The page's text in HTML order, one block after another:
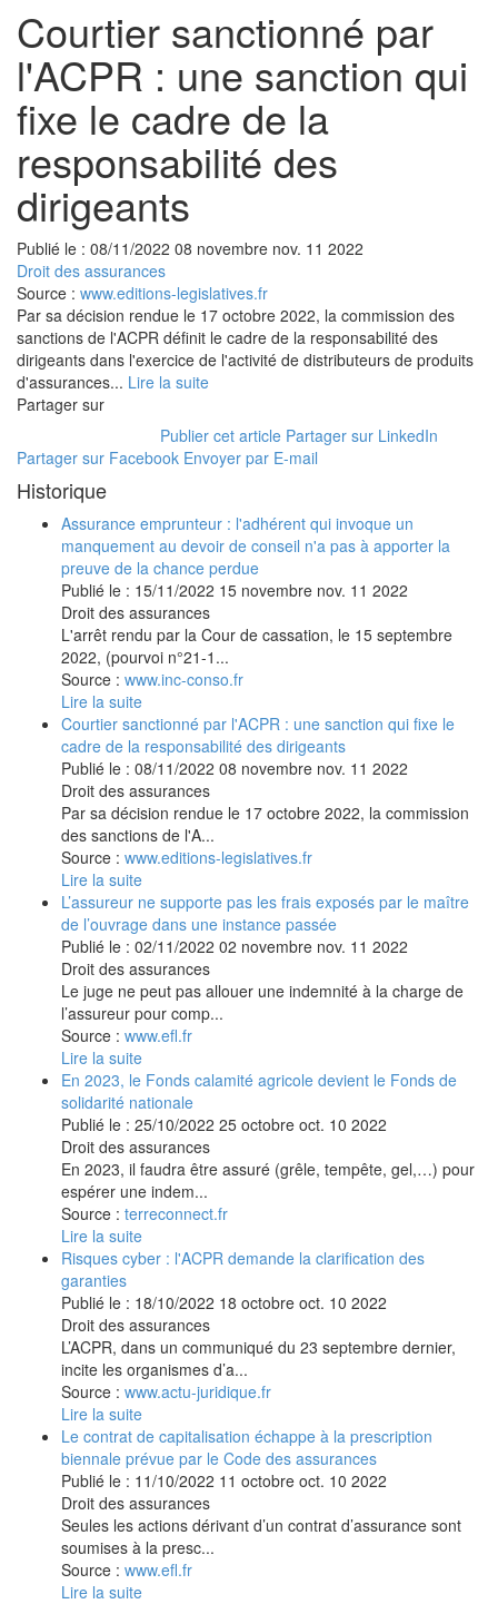
Courtier sanctionné par
l'ACPR : une sanction qui
fixe le cadre de la
responsabilité des
dirigeants
Publié le : 08/11/2022 08 novembre nov. 11 2022
Droit des assurances
Source : www.editions-legislatives.fr
Par sa décision rendue le 17 octobre 2022, la commission des
sanctions de l'ACPR définit le cadre de la responsabilité des
dirigeants dans l'exercice de l'activité de distributeurs de produits
d'assurances... Lire la suite
Partager sur
Publier cet article Partager sur LinkedIn
Partager sur Facebook Envoyer par E-mail
Historique
Assurance emprunteur : l'adhérent qui invoque un
manquement au devoir de conseil n'a pas à apporter la
preuve de la chance perdue
Publié le : 15/11/2022 15 novembre nov. 11 2022
Droit des assurances
L'arrêt rendu par la Cour de cassation, le 15 septembre
2022, (pourvoi n°21-1...
Source : www.inc-conso.fr
Lire la suite
Courtier sanctionné par l'ACPR : une sanction qui fixe le
cadre de la responsabilité des dirigeants
Publié le : 08/11/2022 08 novembre nov. 11 2022
Droit des assurances
Par sa décision rendue le 17 octobre 2022, la commission
des sanctions de l'A...
Source : www.editions-legislatives.fr
Lire la suite
L’assureur ne supporte pas les frais exposés par le maître
de l’ouvrage dans une instance passée
Publié le : 02/11/2022 02 novembre nov. 11 2022
Droit des assurances
Le juge ne peut pas allouer une indemnité à la charge de
l’assureur pour comp...
Source : www.efl.fr
Lire la suite
En 2023, le Fonds calamité agricole devient le Fonds de
solidarité nationale
Publié le : 25/10/2022 25 octobre oct. 10 2022
Droit des assurances
En 2023, il faudra être assuré (grêle, tempête, gel,…) pour
espérer une indem...
Source : terreconnect.fr
Lire la suite
Risques cyber : l'ACPR demande la clarification des
garanties
Publié le : 18/10/2022 18 octobre oct. 10 2022
Droit des assurances
L’ACPR, dans un communiqué du 23 septembre dernier,
incite les organismes d’a...
Source : www.actu-juridique.fr
Lire la suite
Le contrat de capitalisation échappe à la prescription
biennale prévue par le Code des assurances
Publié le : 11/10/2022 11 octobre oct. 10 2022
Droit des assurances
Seules les actions dérivant d’un contrat d’assurance sont
soumises à la presc...
Source : www.efl.fr
Lire la suite